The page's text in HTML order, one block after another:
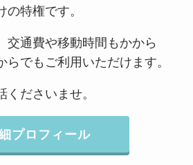
特権です。
交通費や移動時間もかから
でもご利用いただけます。
ださいませ。
プロフィール